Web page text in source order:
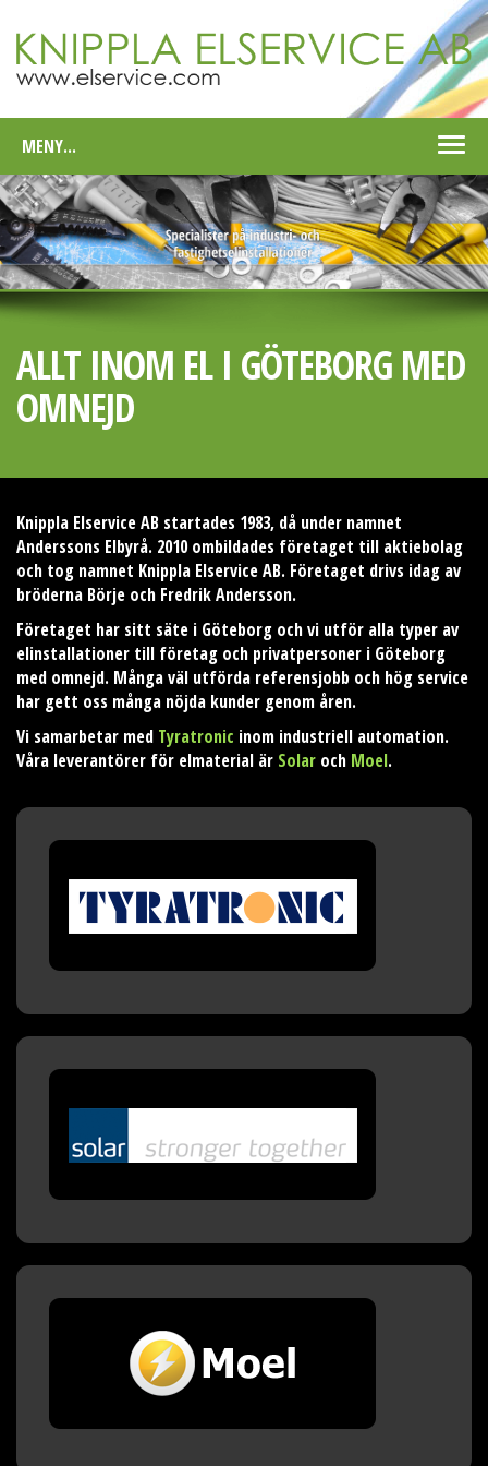
MENY...
ALLT INOM EL I GÖTEBORG MED
OMNEJD
Knippla Elservice AB startades 1983, då under namnet
Anderssons Elbyrå. 2010 ombildades företaget till aktiebolag
och tog namnet Knippla Elservice AB. Företaget drivs idag av
bröderna Börje och Fredrik Andersson.
Företaget har sitt säte i Göteborg och vi utför alla typer av
elinstallationer till företag och privatpersoner i Göteborg
med omnejd. Många väl utförda referensjobb och hög service
har gett oss många nöjda kunder genom åren.
Vi samarbetar med Tyratronic inom industriell automation.
Våra leverantörer för elmaterial är Solar och Moel.